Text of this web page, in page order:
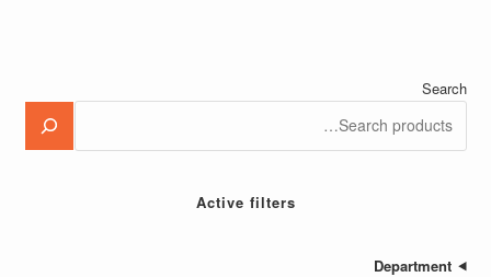
Active filters